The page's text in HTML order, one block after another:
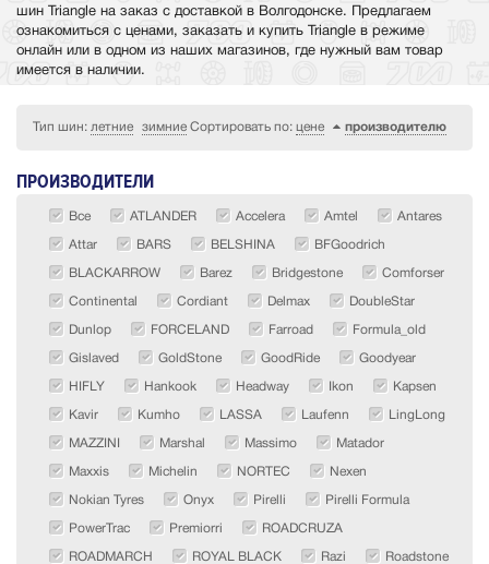
шин Triangle на заказ с доставкой в Волгодонске. Предлагаем
ознакомиться с ценами, заказать и купить Triangle в режиме
онлайн или в одном из наших магазинов, где нужный вам товар
имеется в наличии.
Тип шин: летние зимние Сортировать по: цене производителю
ПРОИЗВОДИТЕЛИ
Все ATLANDER Accelera Amtel Antares
Attar BARS BELSHINA BFGoodrich
BLACKARROW Barez Bridgestone Comforser
Continental Cordiant Delmax DoubleStar
Dunlop FORCELAND Farroad Formula_old
Gislaved GoldStone GoodRide Goodyear
HIFLY Hankook Headway Ikon Kapsen
Kavir Kumho LASSA Laufenn LingLong
MAZZINI Marshal Massimo Matador
Maxxis Michelin NORTEC Nexen
Nokian Tyres Onyx Pirelli Pirelli Formula
PowerTrac Premiorri ROADCRUZA
ROADMARCH ROYAL BLACK Razi Roadstone